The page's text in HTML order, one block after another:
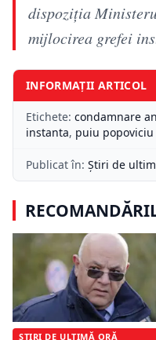
dispoziţia
mijlocirea grefei
INFORMAȚII ARTICOL
Etichete: condamnare
instanta, puiu popoviciu
Publicat în: Știri de
ȘTIRI DE ULTIMĂ ORĂ